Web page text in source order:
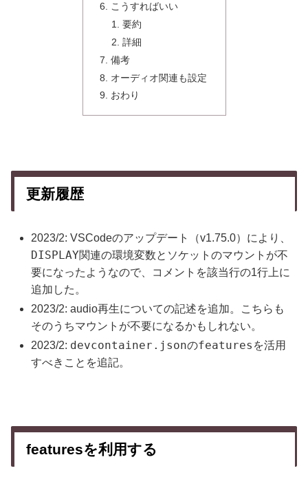
こうすればいい
要約
詳細
備考
オーディオ関連も設定
おわり
更新履歴
2023/2: VSCodeのアップデート（v1.75.0）により、
DISPLAY関連の環境変数とソケットのマウントが不
要になったようなので、コメントを該当行の1行上に
追加した。
2023/2: audio再生についての記述を追加。こちらも
そのうちマウントが不要になるかもしれない。
2023/2: devcontainer.jsonのfeatures を活用
すべきことを追記。
featuresを利用する